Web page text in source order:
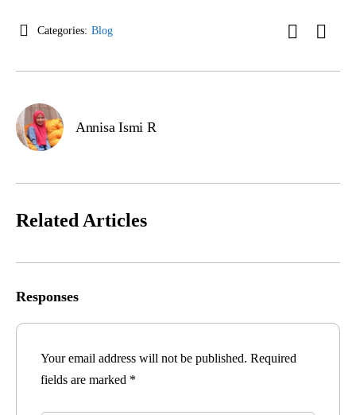
Categories: Blog
Annisa Ismi R
Related Articles
Responses
Your email address will not be published. Required
fields are marked *